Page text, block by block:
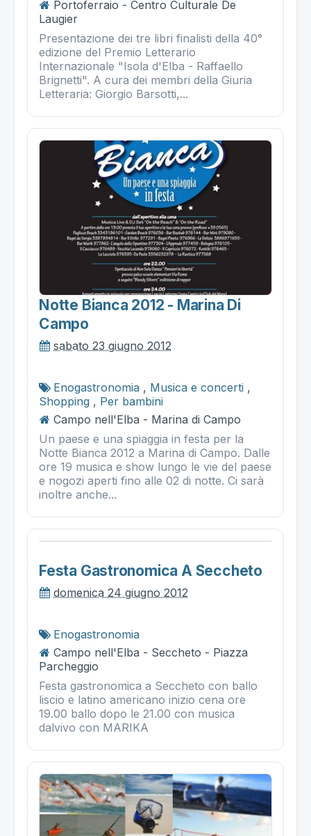
Portoferraio - Centro Culturale De
Laugier
Presentazione dei tre libri finalisti della 40°
edizione del Premio Letterario
Internazionale "Isola d'Elba - Raffaello
Brignetti". A cura dei membri della Giuria
Letteraria: Giorgio Barsotti,...
Notte Bianca 2012 - Marina Di
Campo
sabato 23 giugno 2012
Enogastronomia , Musica e concerti ,
Shopping , Per bambini
Campo nell'Elba - Marina di Campo
Un paese e una spiaggia in festa per la
Notte Bianca 2012 a Marina di Campo. Dalle
ore 19 musica e show lungo le vie del paese
e nogozi aperti fino alle 02 di notte. Ci sarà
inoltre anche...
Festa Gastronomica A Seccheto
domenica 24 giugno 2012
Enogastronomia
Campo nell'Elba - Seccheto - Piazza
Parcheggio
Festa gastronomica a Seccheto con ballo
liscio e latino americano inizio cena ore
19.00 ballo dopo le 21.00 con musica
dalvivo con MARIKA